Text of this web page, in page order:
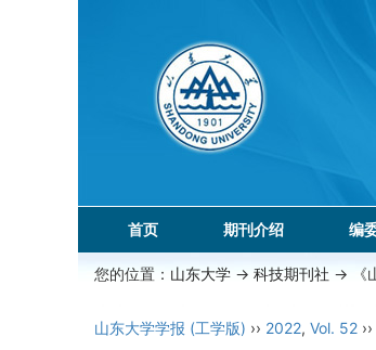
首页 期刊介绍 编
您的位置： 山东大学 -> 科技期刊社 -> 《
山东大学学报 (工学版) ›› 2022, Vol. 52 ››